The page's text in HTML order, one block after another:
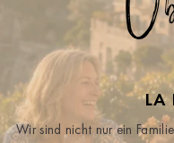
LA
Wir sind nicht nur ein